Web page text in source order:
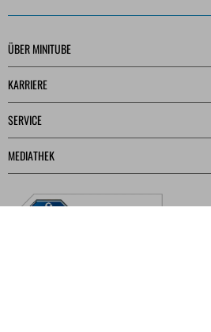
ÜBER MINITUBE
KARRIERE
SERVICE
MEDIATHEK